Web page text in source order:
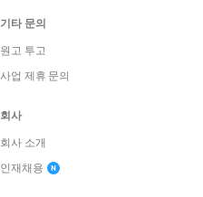
기타 문의
원고 투고
사업 제휴 문의
회사
회사 소개
인재채용